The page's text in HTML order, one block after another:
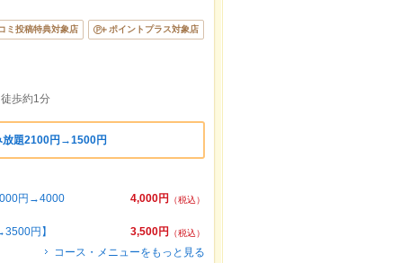
ミ投稿特典対象店 ポイントプラス対象店
歩約1分
放題2100円→1500円
4,000円
（税込）
円→4000
3,500円
（税込）
円】
コース・メニューをもっと見る